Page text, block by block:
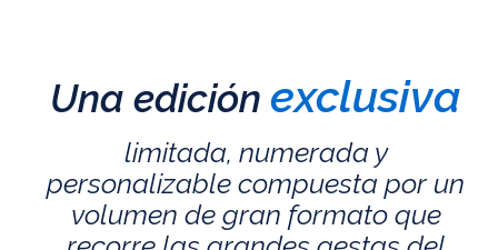
Una edición exclusiva
limitada, numerada y
personalizable compuesta por un
volumen de gran formato que